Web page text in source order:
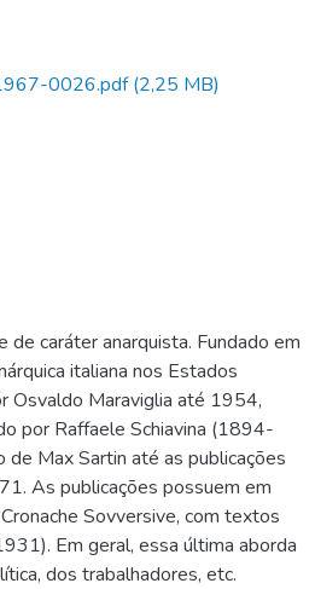
0026.pdf(2,25 MB)
de caráter anarquista. Fundado em
italiana nos Estados
Osvaldo Maraviglia até 1954,
por Raffaele Schiavina (1894-
Max Sartin até as publicações
As publicações possuem em
Sovversive, com textos
Em geral, essa última aborda
dos trabalhadores, etc.